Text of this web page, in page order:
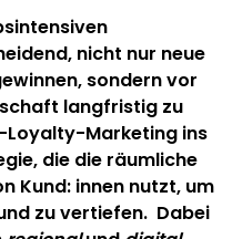
nicht nur neue
sondern vor
langfristig zu
Loyalty-Marketing ins
die die räumliche
Kund: innen nutzt, um
zu vertiefen. Dabei